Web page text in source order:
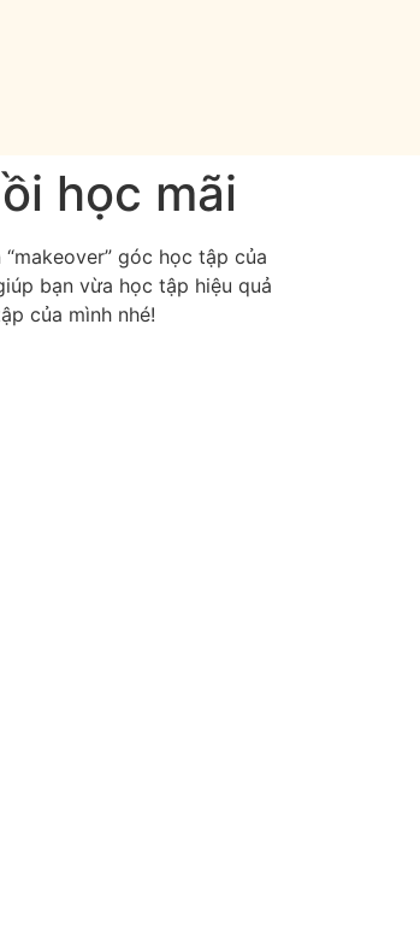
học mãi
góc học tập của
bạn vừa học tập hiệu quả
của mình nhé!